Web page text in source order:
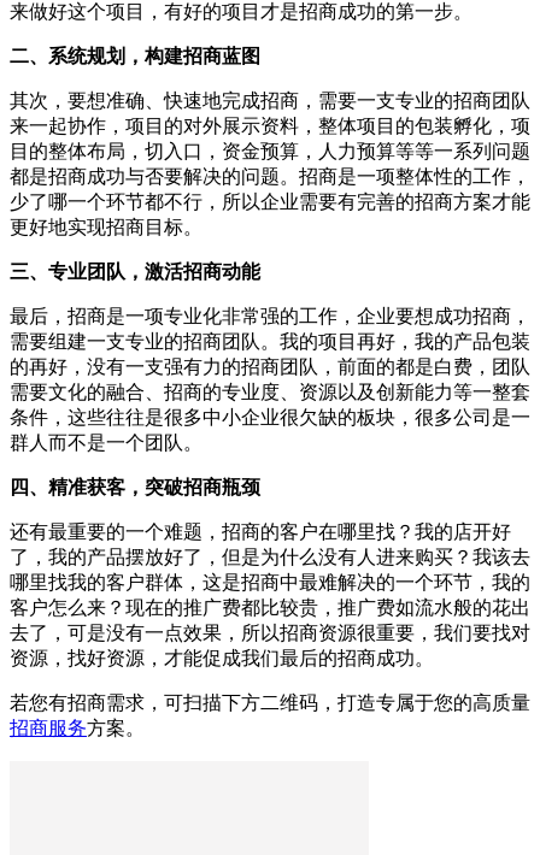
来做好这个项目，有好的项目才是招商成功的第一步。
二、系统规划，构建招商蓝图
其次，要想准确、快速地完成招商，需要一支专业的招商团队
来一起协作，项目的对外展示资料，整体项目的包装孵化，项
目的整体布局，切入口，资金预算，人力预算等等一系列问题
都是招商成功与否要解决的问题。招商是一项整体性的工作，
少了哪一个环节都不行，所以企业需要有完善的招商方案才能
更好地实现招商目标。
三、专业团队，激活招商动能
最后，招商是一项专业化非常强的工作，企业要想成功招商，
需要组建一支专业的招商团队。我的项目再好，我的产品包装
的再好，没有一支强有力的招商团队，前面的都是白费，团队
需要文化的融合、招商的专业度、资源以及创新能力等一整套
条件，这些往往是很多中小企业很欠缺的板块，很多公司是一
群人而不是一个团队。
四、精准获客，突破招商瓶颈
还有最重要的一个难题，招商的客户在哪里找？我的店开好
了，我的产品摆放好了，但是为什么没有人进来购买？我该去
哪里找我的客户群体，这是招商中最难解决的一个环节，我的
客户怎么来？现在的推广费都比较贵，推广费如流水般的花出
去了，可是没有一点效果，所以招商资源很重要，我们要找对
资源，找好资源，才能促成我们最后的招商成功。
若您有招商需求，可扫描下方二维码，打造专属于您的高质量
招商服务方案。